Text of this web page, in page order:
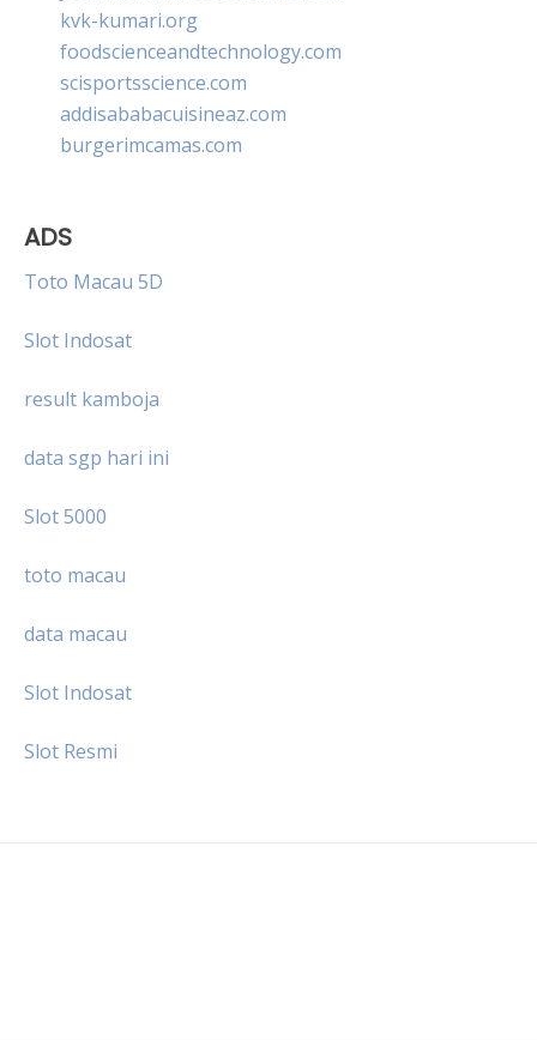
kvk-kumari.org
foodscienceandtechnology.com
scisportsscience.com
addisababacuisineaz.com
burgerimcamas.com
ADS
Toto Macau 5D
Slot Indosat
result kamboja
data sgp hari ini
Slot 5000
toto macau
data macau
Slot Indosat
Slot Resmi